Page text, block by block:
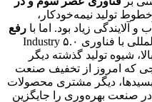
تولید نیمه‌خودکار،
آلایندگی زیاد بود. اما با رفع
و ورود رقبای بین‌المللی با فناوری Industry ۵.۰
شیوه تولید گذشته دیگر
که امروز از تخفیف صنعت
دیگر مشتری محصولات
در صنعت بهره‌وری را جایگزین